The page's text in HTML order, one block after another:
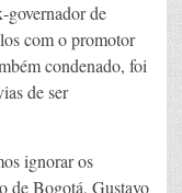
governador de
com o promotor
condenado, foi
de ser
ignorar os
de Bogotá, Gustavo